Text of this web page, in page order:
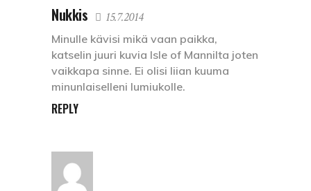
Nukkis 15.7.2014
Minulle kävisi mikä vaan paikka,
katselin juuri kuvia Isle of Mannilta joten
vaikkapa sinne. Ei olisi liian kuuma
minunlaiselleni lumiukolle.
REPLY